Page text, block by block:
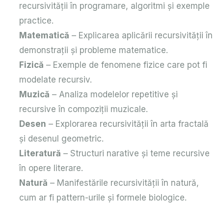
recursivității în programare, algoritmi și exemple
practice.
Matematică – Explicarea aplicării recursivității în
demonstrații și probleme matematice.
Fizică – Exemple de fenomene fizice care pot fi
modelate recursiv.
Muzică – Analiza modelelor repetitive și
recursive în compoziții muzicale.
Desen – Explorarea recursivității în arta fractală
și desenul geometric.
Literatură – Structuri narative și teme recursive
în opere literare.
Natură – Manifestările recursivității în natură,
cum ar fi pattern-urile și formele biologice.